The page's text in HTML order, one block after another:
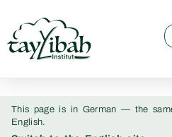
This page is in German — the
English.